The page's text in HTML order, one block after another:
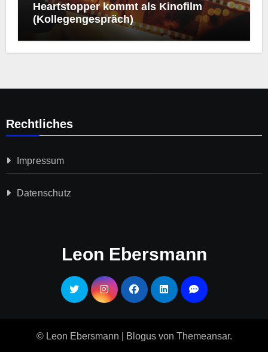
Heartstopper kommt als Kinofilm
(Kollegengespräch)
Rechtliches
Impressum
Datenschutz­
Leon Ebersmann
© Leon Ebersmann Blogusvon Themeansar.